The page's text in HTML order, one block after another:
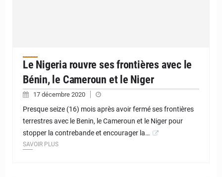
Le Nigeria rouvre ses frontières avec le
Bénin, le Cameroun et le Niger
17 décembre 2020
Presque seize (16) mois après avoir fermé ses frontières
terrestres avec le Benin, le Cameroun et le Niger pour
stopper la contrebande et encourager la…
SAVOIR PLUS